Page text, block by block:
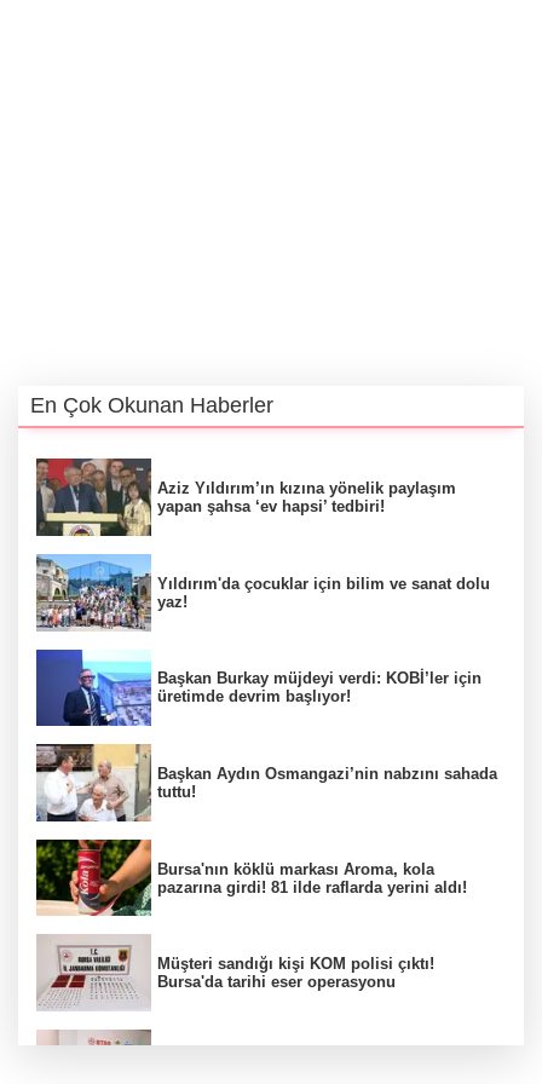
En Çok Okunan Haberler
Aziz Yıldırım’ın kızına yönelik paylaşım
yapan şahsa ‘ev hapsi’ tedbiri!
Yıldırım'da çocuklar için bilim ve sanat dolu
yaz!
Başkan Burkay müjdeyi verdi: KOBİ’ler için
üretimde devrim başlıyor!
Başkan Aydın Osmangazi’nin nabzını sahada
tuttu!
Bursa'nın köklü markası Aroma, kola
pazarına girdi! 81 ilde raflarda yerini aldı!
Müşteri sandığı kişi KOM polisi çıktı!
Bursa'da tarihi eser operasyonu